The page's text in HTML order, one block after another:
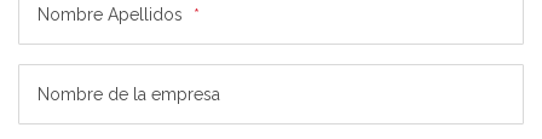
Nombre Apellidos *
Nombre de la empresa